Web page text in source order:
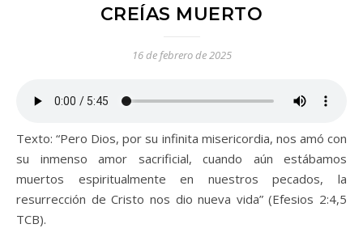
CREÍAS MUERTO
16 de febrero de 2025
Texto: “Pero Dios, por su infinita misericordia, nos amó con
su inmenso amor sacrificial, cuando aún estábamos
muertos espiritualmente en nuestros pecados, la
resurrección de Cristo nos dio nueva vida” (Efesios 2:4,5
TCB).